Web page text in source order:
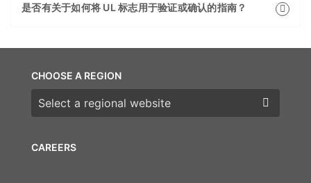
是否有关于如何将 UL 标志用于验证或确认的指南？
CAREERS
CHOOSE A REGION
Choose a region